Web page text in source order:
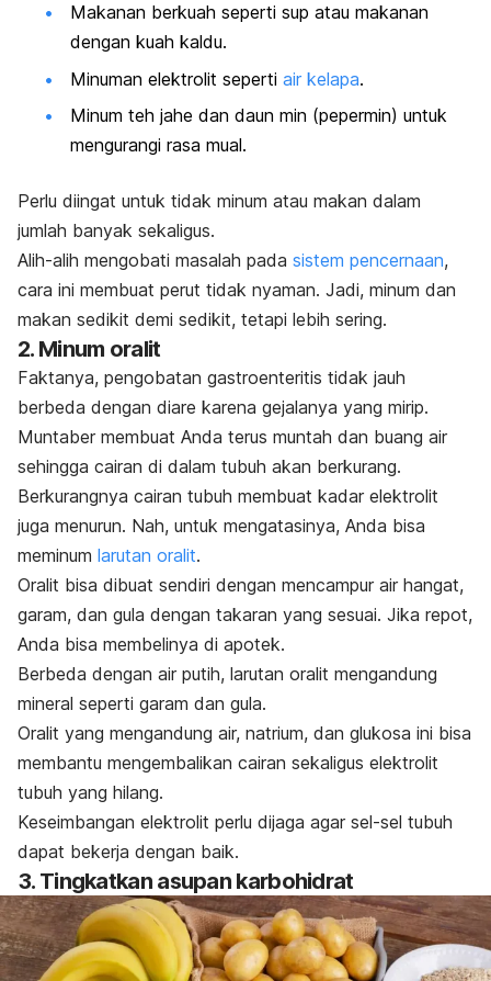
Makanan berkuah seperti sup atau makanan
dengan kuah kaldu.
Minuman elektrolit seperti air kelapa.
Minum teh jahe dan daun min (pepermin) untuk
mengurangi rasa mual.
Perlu diingat untuk tidak minum atau makan dalam
jumlah banyak sekaligus.
Alih-alih mengobati masalah pada sistem pencernaan,
cara ini membuat perut tidak nyaman. Jadi, minum dan
makan sedikit demi sedikit, tetapi lebih sering.
2. Minum oralit
Faktanya, pengobatan gastroenteritis tidak jauh
berbeda dengan diare karena gejalanya yang mirip.
Muntaber membuat Anda terus muntah dan buang air
sehingga cairan di dalam tubuh akan berkurang.
Berkurangnya cairan tubuh membuat kadar elektrolit
juga menurun. Nah, untuk mengatasinya, Anda bisa
meminum larutan oralit.
Oralit bisa dibuat sendiri dengan mencampur air hangat,
garam, dan gula dengan takaran yang sesuai. Jika repot,
Anda bisa membelinya di apotek.
Berbeda dengan air putih, larutan oralit mengandung
mineral seperti garam dan gula.
Oralit yang mengandung air, natrium, dan glukosa ini bisa
membantu mengembalikan cairan sekaligus elektrolit
tubuh yang hilang.
Keseimbangan elektrolit perlu dijaga agar sel-sel tubuh
dapat bekerja dengan baik.
3. Tingkatkan asupan karbohidrat